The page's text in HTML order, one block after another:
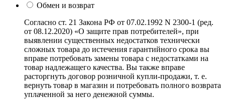
Обмен и возврат
Согласно ст. 21 Закона РФ от 07.02.1992 N 2300-1 (ред.
от 08.12.2020) «О защите прав потребителей», при
выявлении существенных недостатков технически
сложных товара до истечения гарантийного срока вы
вправе потребовать замены товара с недостатками на
товар надлежащего качества. Вы также вправе
расторгнуть договор розничной купли-продажи, т. е.
вернуть товар в магазин и потребовать полного возврата
уплаченной за него денежной суммы.